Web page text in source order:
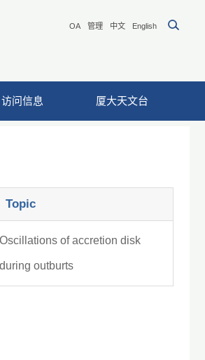
OA 管理 中文 English
访问信息 厦大天文台
Topic
Oscillations of accretion disk
during outburts